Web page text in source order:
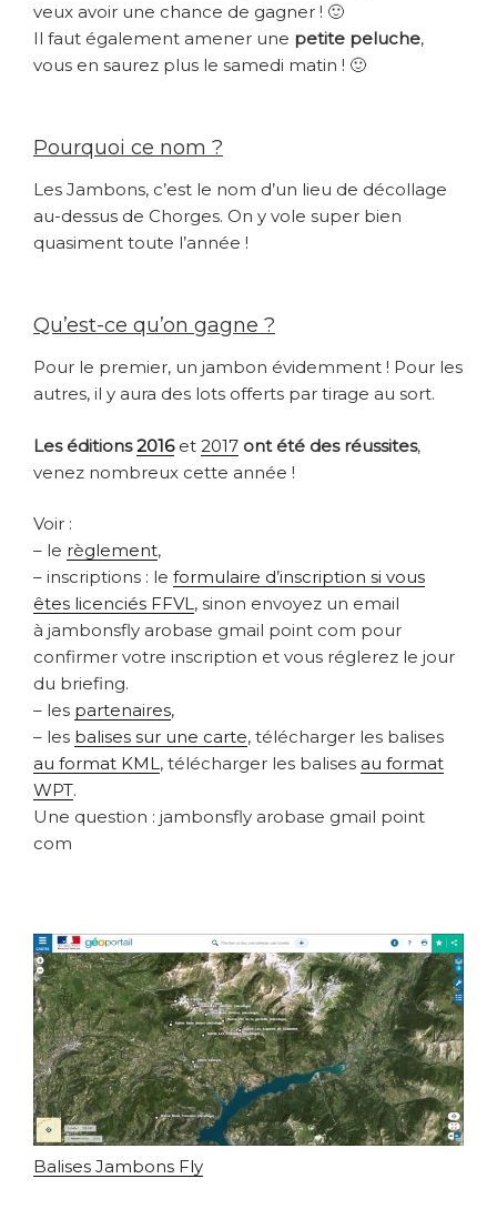
veux avoir une chance de gagner ! 🙂
Il faut également amener une petite peluche,
vous en saurez plus le samedi matin ! 🙂
Pourquoi ce nom ?
Les Jambons, c’est le nom d’un lieu de décollage
au-dessus de Chorges. On y vole super bien
quasiment toute l’année !
Qu’est-ce qu’on gagne ?
Pour le premier, un jambon évidemment ! Pour les
autres, il y aura des lots offerts par tirage au sort.
Les éditions2016 et 2017 ont été des réussites,
venez nombreux cette année !
Voir :
– le règlement,
– inscriptions : le formulaire d’inscription si vous
êtes licenciés FFVL, sinon envoyez un email
à jambonsfly arobase gmail point com pour
confirmer votre inscription et vous réglerez le jour
du briefing.
– les partenaires,
– les balises sur une carte, télécharger les balises
au format KML, télécharger les balises au format
WPT.
Une question : jambonsfly arobase gmail point
com
Balises Jambons Fly